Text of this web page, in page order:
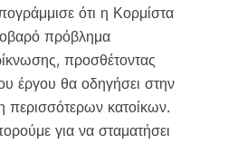
ότι η Κορμίστα
πρόβλημα
προσθέτοντας
έργου θα οδηγήσει στην
κατοίκων.
για να σταματήσει